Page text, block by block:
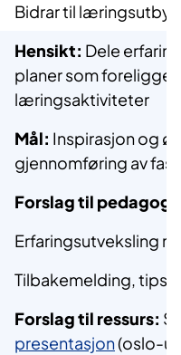
Bidrar til
Hensikt: Dele
planer som
læringsaktiviteter
Mål: Inspirasjon og
gjennomføring av
Forslag til
Erfaringsutveksling
Tilbakemelding, tips
Forslag til ressurs:
presentasjon(oslo-